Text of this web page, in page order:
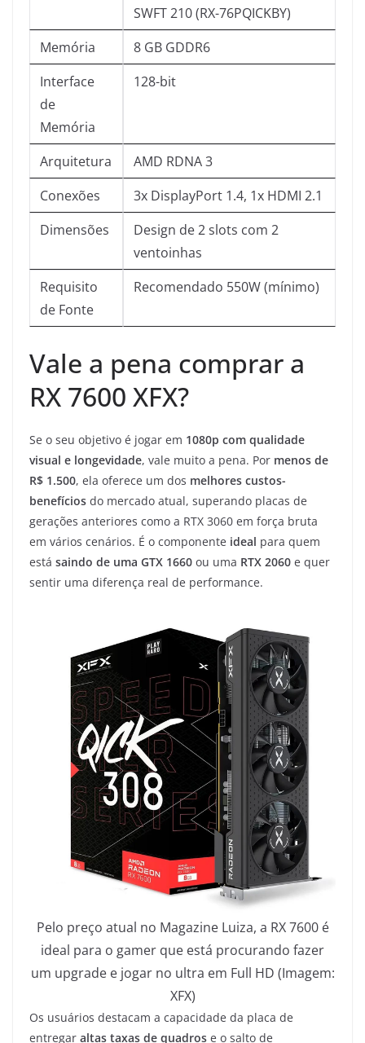
SWFT 210 (RX-76PQICKBY)
Memória
8 GB GDDR6
Interface
de
Memória
128-bit
Arquitetura
AMD RDNA 3
Conexões
3x DisplayPort 1.4, 1x HDMI 2.1
Dimensões
Design de 2 slots com 2
ventoinhas
Requisito
de Fonte
Recomendado 550W (mínimo)
Vale a pena comprar a
RX 7600 XFX?
Se o seu objetivo é jogar em 1080p com qualidade
visual e longevidade, vale muito a pena. Por menos de
R$ 1.500, ela oferece um dos melhores custos-
benefícios do mercado atual, superando placas de
gerações anteriores como a RTX 3060 em força bruta
em vários cenários. É o componente ideal para quem
está saindo de uma GTX 1660 ou uma RTX 2060 e quer
sentir uma diferença real de performance.
Pelo preço atual no Magazine Luiza, a RX 7600 é
ideal para o gamer que está procurando fazer
um upgrade e jogar no ultra em Full HD (Imagem:
XFX)
Os usuários destacam a capacidade da placa de
entregar altas taxas de quadros e o salto de